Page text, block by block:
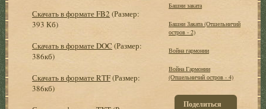
Скачать в формате FB2 (Размер:
393 Кб)
Скачать в формате DOC (Размер:
386кб)
Скачать в формате RTF(Размер:
386кб)
Башни заката
Башни Заката (Отшельничий
остров - 2)
Война гармонии
Война Гармонии
(Отшельничий остров - 4)
Поделиться